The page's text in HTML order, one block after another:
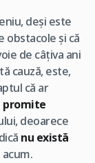
deși este
obstacole și că
de câțiva ani
cauză, este,
că ar
promite
deoarece
nu există